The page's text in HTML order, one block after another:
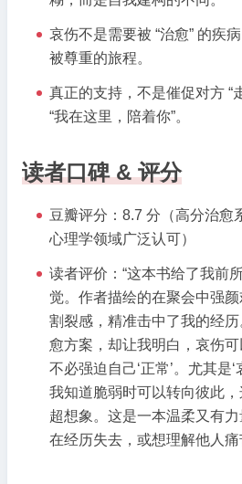
哀伤不是需要被 “治愈” 的疾
被尊重的旅程。
真正的支持，不是催促对方 “
“我在这里，陪着你”。
读者口碑 & 评分
豆瓣评分：8.7 分（高分治愈
心理学领域广泛认可）
读者评价：“这本书给了我前
觉。作者描绘的在聚会中强
割裂感，精准击中了我的经
愈方案，却让我明白，哀伤可
不必强迫自己‘正常’。尤其是
我知道脆弱时可以转向彼此
超想象。这是一本温柔又有
在经历失去，或想理解他人痛